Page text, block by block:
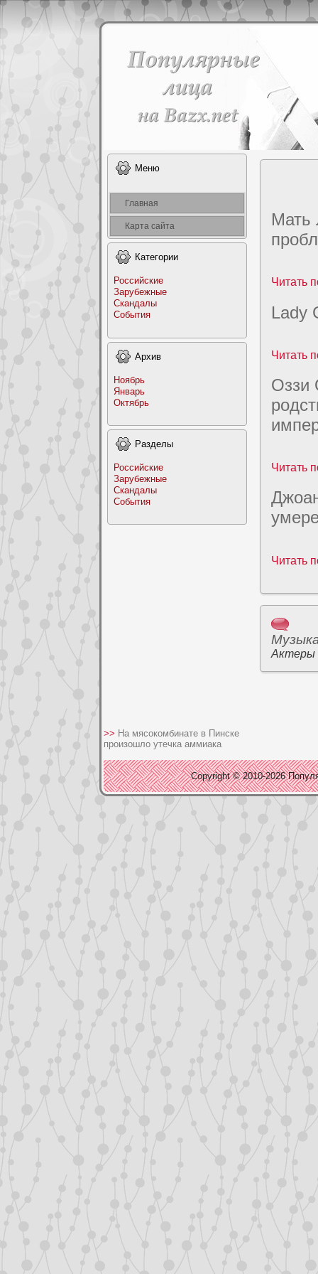
Меню
Главная
Карта сайта
Категоpии
Российские
Заpyбежные
Скандалы
События
Архив
Ноябрь
Январь
Октябрь
Раздeлы
Российские
Заpyбежные
Скандалы
События
Мать
Читать
Lady
Читать
Оззи
Читать
Читать
Актеры
>> На мясокомбинате в Пинске
произошло утечка аммиака
Copyright © 2010-2026